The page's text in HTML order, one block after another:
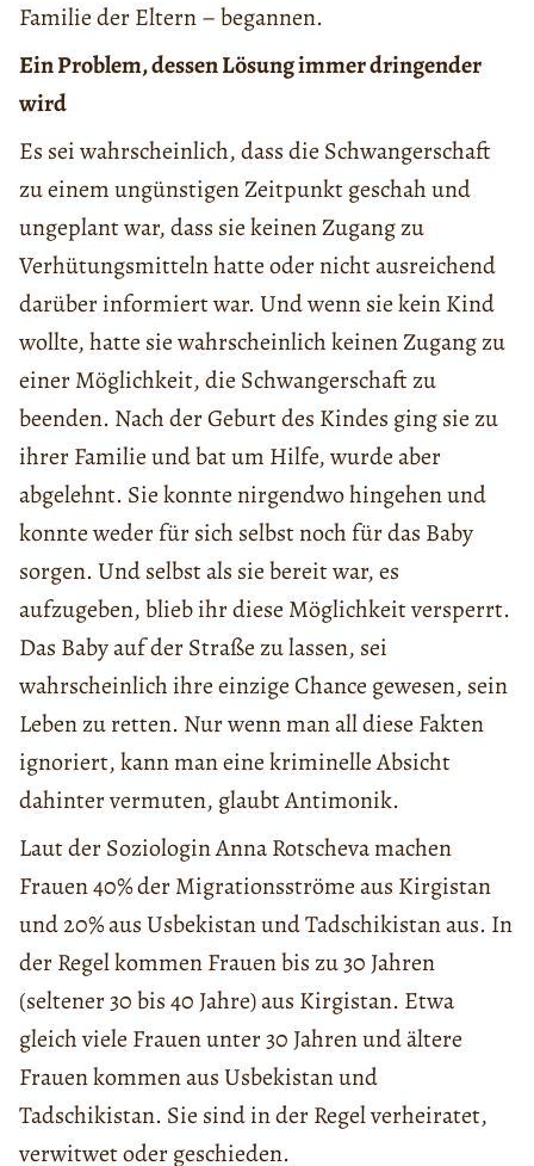
Familie der Eltern – begannen.
Ein Problem, dessen Lösung immer dringender
wird
Es sei wahrscheinlich, dass die Schwangerschaft
zu einem ungünstigen Zeitpunkt geschah und
ungeplant war, dass sie keinen Zugang zu
Verhütungsmitteln hatte oder nicht ausreichend
darüber informiert war. Und wenn sie kein Kind
wollte, hatte sie wahrscheinlich keinen Zugang zu
einer Möglichkeit, die Schwangerschaft zu
beenden. Nach der Geburt des Kindes ging sie zu
ihrer Familie und bat um Hilfe, wurde aber
abgelehnt. Sie konnte nirgendwo hingehen und
konnte weder für sich selbst noch für das Baby
sorgen. Und selbst als sie bereit war, es
aufzugeben, blieb ihr diese Möglichkeit versperrt.
Das Baby auf der Straße zu lassen, sei
wahrscheinlich ihre einzige Chance gewesen, sein
Leben zu retten. Nur wenn man all diese Fakten
ignoriert, kann man eine kriminelle Absicht
dahinter vermuten, glaubt Antimonik.
Laut der Soziologin Anna Rotscheva machen
Frauen 40% der Migrationsströme aus Kirgistan
und 20% aus Usbekistan und Tadschikistan aus. In
der Regel kommen Frauen bis zu 30 Jahren
(seltener 30 bis 40 Jahre) aus Kirgistan. Etwa
gleich viele Frauen unter 30 Jahren und ältere
Frauen kommen aus Usbekistan und
Tadschikistan. Sie sind in der Regel verheiratet,
verwitwet oder geschieden.